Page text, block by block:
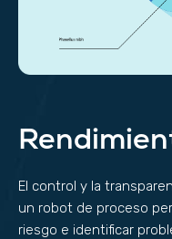
El control y la
un robot de proceso
riesgo e identificar